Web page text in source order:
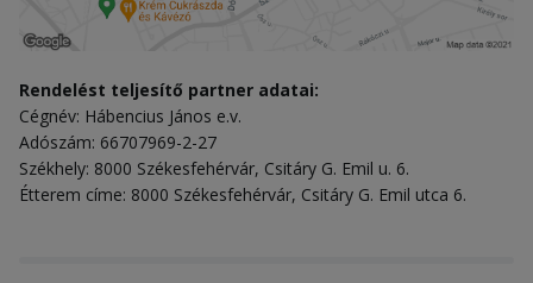
Rendelést teljesítő partner adatai:
Cégnév: Hábencius János e.v.
Adószám: 66707969-2-27
Székhely: 8000 Székesfehérvár, Csitáry G. Emil u. 6.
Étterem címe: 8000 Székesfehérvár, Csitáry G. Emil utca 6.